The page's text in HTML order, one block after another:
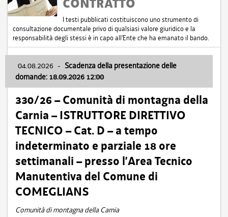
CONTRATTO
I testi pubblicati costituiscono uno strumento di
consultazione documentale privo di qualsiasi valore giuridico e la
responsabilità degli stessi è in capo all'Ente che ha emanato il bando.
04.08.2026 - Scadenza della presentazione delle
domande: 18.09.2026 12:00
330/26 – Comunità di montagna della
Carnia – ISTRUTTORE DIRETTIVO
TECNICO – Cat. D – a tempo
indeterminato e parziale 18 ore
settimanali – presso l’Area Tecnico
Manutentiva del Comune di
COMEGLIANS
Comunità di montagna della Carnia